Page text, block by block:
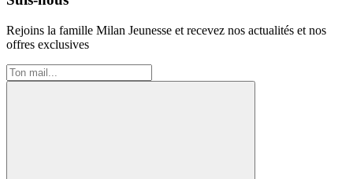
Rejoins la famille Milan Jeunesse et recevez nos actualités et nos
offres exclusives